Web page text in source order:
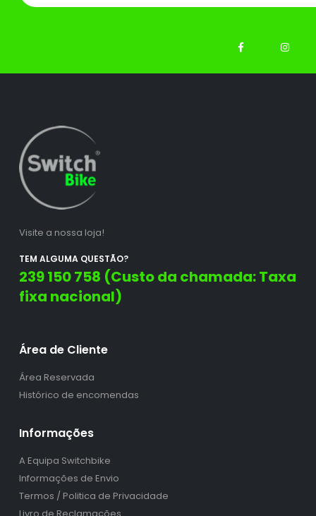
Visite a nossa loja!
TEM ALGUMA QUESTÃO?
239 150 758 (Custo da chamada: Taxa
fixa nacional)
Área de Cliente
Área Reservada
Histórico de encomendas
Informações
A Equipa Switchbike
Informações de Envio
Termos / Politica de Privacidade